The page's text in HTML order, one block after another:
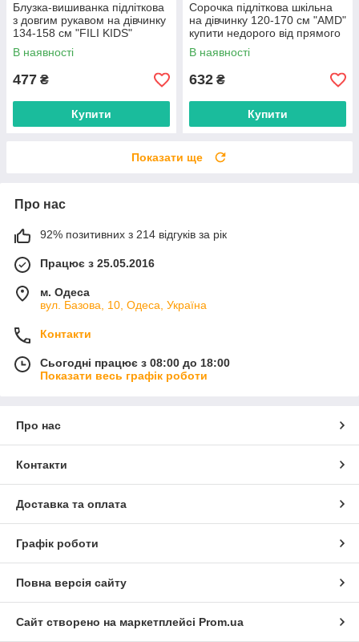
Блузка-вишиванка підліткова
з довгим рукавом на дівчинку
134-158 см "FILI KIDS"
недорого від прямого
постачальника
В наявності
477 ₴
Купити
Сорочка підліткова шкільна
на дівчинку 120-170 см "AMD"
купити недорого від прямого
постачальника
В наявності
632 ₴
Купити
Показати ще
Про нас
92% позитивних з 214 відгуків за рік
Працює з 25.05.2016
м. Одеса
вул. Базова, 10, Одеса, Україна
Контакти
Сьогодні працює з 08:00 до 18:00
Показати весь графік роботи
Про нас
Контакти
Доставка та оплата
Графік роботи
Повна версія сайту
Сайт створено на маркетплейсі Prom.ua